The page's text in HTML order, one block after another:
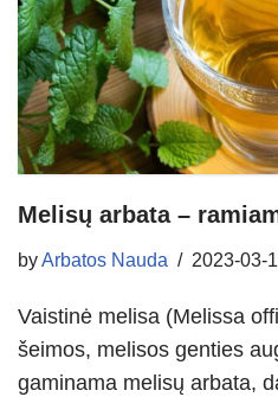
Melisų arbata –
byArbatos Nauda 2023-03-
Vaistinė melisa (Melissa
šeimos, melisos genties
gaminama melisų arbata,